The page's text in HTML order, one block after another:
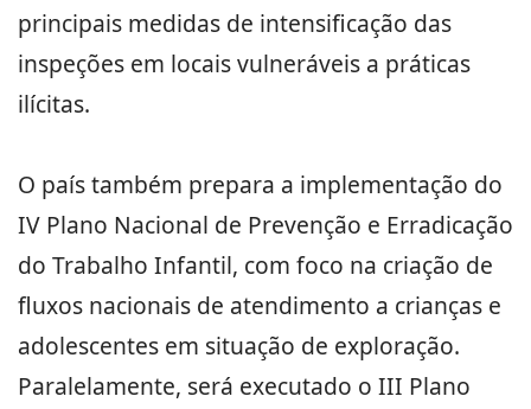
principais medidas de intensificação das
inspeções em locais vulneráveis a práticas
ilícitas.
O país também prepara a implementação do
IV Plano Nacional de Prevenção e Erradicação
do Trabalho Infantil, com foco na criação de
fluxos nacionais de atendimento a crianças e
adolescentes em situação de exploração.
Paralelamente, será executado o III Plano